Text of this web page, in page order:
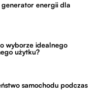
energii dla
wyborze idealnego
użytku?
samochodu podczas